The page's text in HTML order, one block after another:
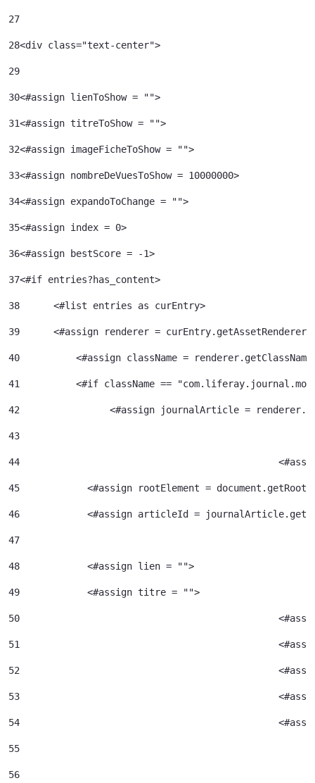
27
28<div class="text-center">
29
30<#assign lienToShow = "">
31<#assign titreToShow = "">
32
33
34<#assign expandoToChange = "">
35
36<#assign bestScore = -1>
37<#if entries?has_content>
38
	<#list entries as curEntry>
39
<#assign renderer =
40
<#assign className =
41
<#if className ==
42
<#assign journalArticle =
43
44
45
<#assign rootElement =
46
<#assign articleId =
47
48
            <#assign lien = "">
49
            <#assign titre = "">
50
51
52
53
54
55
56